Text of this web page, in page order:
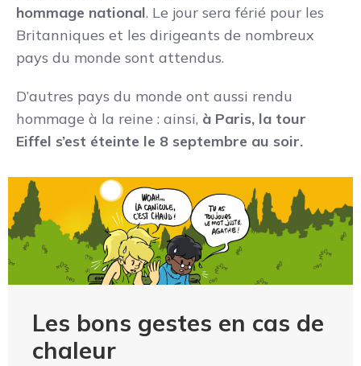
hommage national. Le jour sera férié pour les
Britanniques et les dirigeants de nombreux
pays du monde sont attendus.
D’autres pays du monde ont aussi rendu
hommage à la reine : ainsi, à Paris, la tour
Eiffel s’est éteinte le 8 septembre au soir.
Les bons gestes en cas de
chaleur